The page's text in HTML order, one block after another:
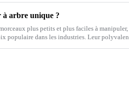
arbre unique ?
plus petits et plus faciles à manipuler,
populaire dans les industries. Leur